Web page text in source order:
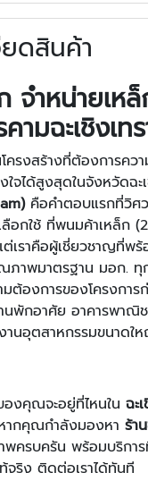
ยดสินค้า
จำหน่ายเห
ามฉะเชิงเท
ครงสร้างที่ต้องการคว
ใจได้สูงสุดในจังหวัดฉะ
คือคำตอบแรกที่วิศ
อกใช้ ที่พนมค้าเหล็ก
เราคือผู้เชี่ยวชาญที่พ
ภาพมาตรฐาน มอก. ทุ
ต้องการของโครงการ
นพักอาศัย อาคารพาณิ
านอุตสาหกรรมขนาดใ
องคุณจะอยู่ที่ไหนใน ฉะ
ากคุณกำลังมองหา ร้า
ครบครัน พร้อมบริการที่
จริง ติดต่อเราได้ทันที